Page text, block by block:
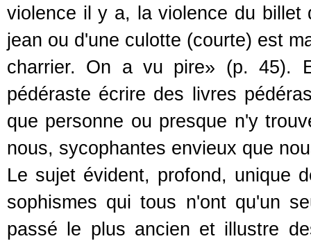
violence il y a, la violence du billet
jean ou d'une culotte (courte) est
charrier. On a vu pire» (p. 45).
pédéraste écrire des livres
que personne ou presque n'y
nous, sycophantes envieux que
Le sujet évident, profond, unique
sophismes qui tous n'ont qu'un
passé le plus ancien et illustre